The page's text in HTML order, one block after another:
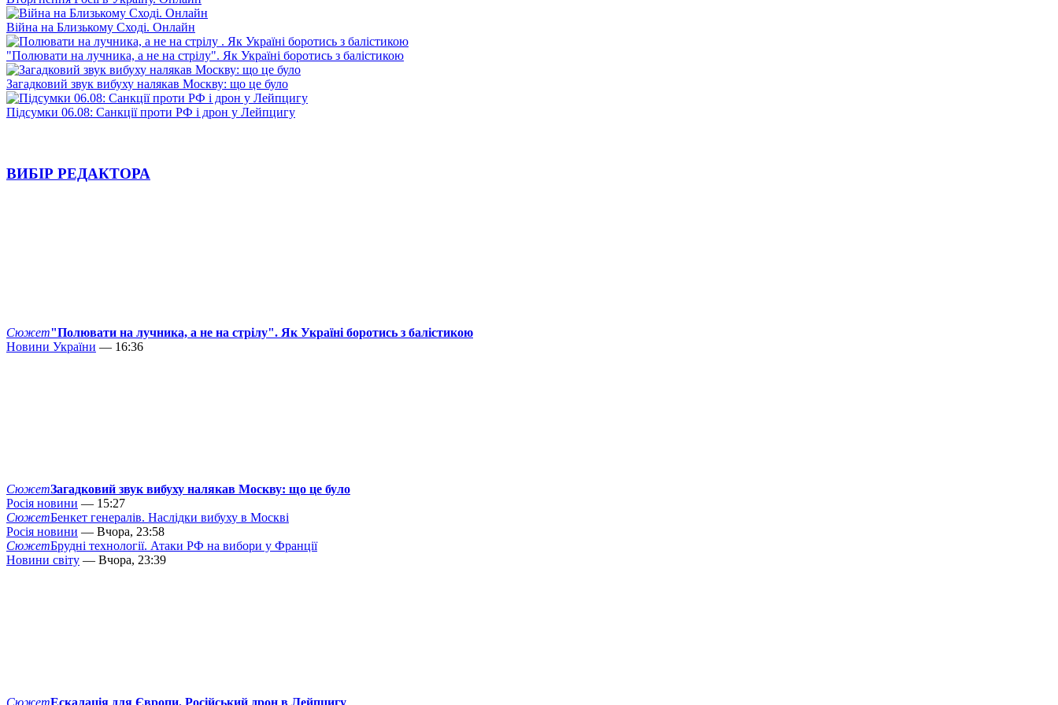
Війна на Близькому Сході. Онлайн
"Полювати на лучника, а не на стрілу". Як Україні боротись з балістикою
Загадковий звук вибуху налякав Москву: що це було
Підсумки 06.08: Санкції проти РФ і дрон у Лейпцигу
ВИБІР РЕДАКТОРА
Сюжет"Полювати на лучника, а не на стрілу". Як Україні боротись з балістикою
Новини України — 16:36
СюжетЗагадковий звук вибуху налякав Москву: що це було
Росія новини — 15:27
СюжетБенкет генералів. Наслідки вибуху в Москві
Росія новини — Вчора, 23:58
СюжетБрудні технології. Атаки РФ на вибори у Франції
Новини світу — Вчора, 23:39